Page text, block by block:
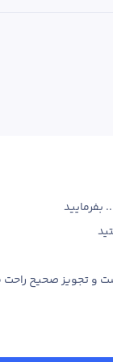
و تجویز صحیح راحت